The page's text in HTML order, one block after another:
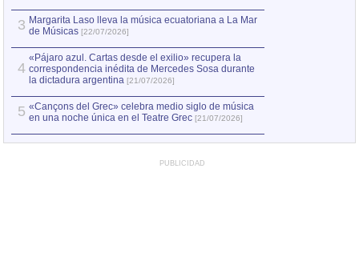
3 Margarita Laso lleva la música ecuatoriana a La Mar
de Músicas [22/07/2026]
4
«Pájaro azul. Cartas desde el exilio» recupera la
correspondencia inédita de Mercedes Sosa durante
la dictadura argentina [21/07/2026]
5 «Cançons del Grec» celebra medio siglo de música
en una noche única en el Teatre Grec [21/07/2026]
PUBLICIDAD